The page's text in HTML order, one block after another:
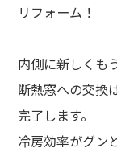
リフォーム！
内側に新しくも
断熱窓への交換
完了します。
冷房効率がグン